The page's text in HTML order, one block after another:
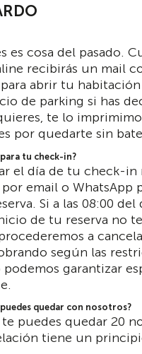
es cosa del pasado.
recibirás un mail
abrir tu
de parking si has
te lo
por quedarte sin
tu check-in?
el día de tu check-in
email o WhatsApp
Si a las 08:00 del
de tu reserva no
a
según las
garantizar
quedar con nosotros?
puedes quedar 20
tiene un